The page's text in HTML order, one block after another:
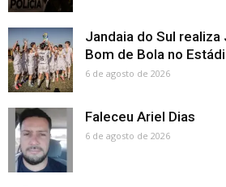
Jandaia do Sul
Bom de Bola no
6 de agosto de 2026
Faleceu Ariel Dias
6 de agosto de 2026